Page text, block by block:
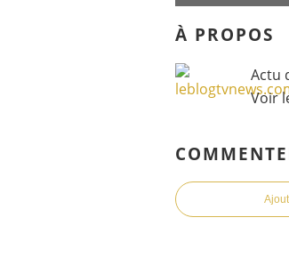
À PROPOS
Actu
Voir